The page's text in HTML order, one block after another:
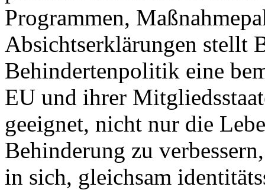
Programmen,
Absichtserklärungen stellt
Behindertenpolitik eine
EU und ihrer
geeignet, nicht nur die
Behinderung zu
in sich, gleichsam